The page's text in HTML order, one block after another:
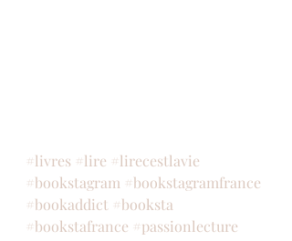
#livres #lire #lirecestlavie
#bookstagram #bookstagramfrance
#bookaddict #booksta
#bookstafrance #passionlecture